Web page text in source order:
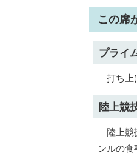
この席
プライ
打ち上
陸上競
陸上競
ンルの食